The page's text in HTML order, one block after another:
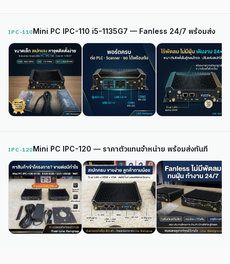
IPC-110Mini PC IPC-110 i5-1135G7 — Fanless 24/7 พร้อมส่ง
IPC-120Mini PC IPC-120 — ราคาตัวแทนจำหน่าย พร้อมส่งทันที